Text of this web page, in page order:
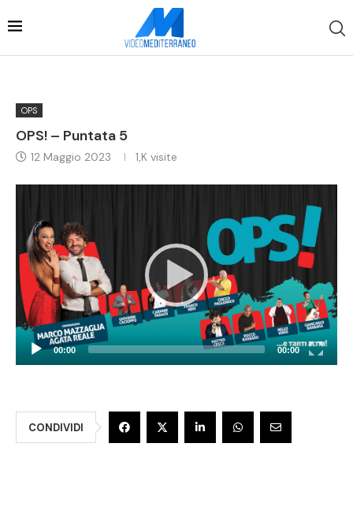
OPS
OPS! – Puntata 5
12 Maggio 2023 1,K visite
00:00 00:00
CONDIVIDI